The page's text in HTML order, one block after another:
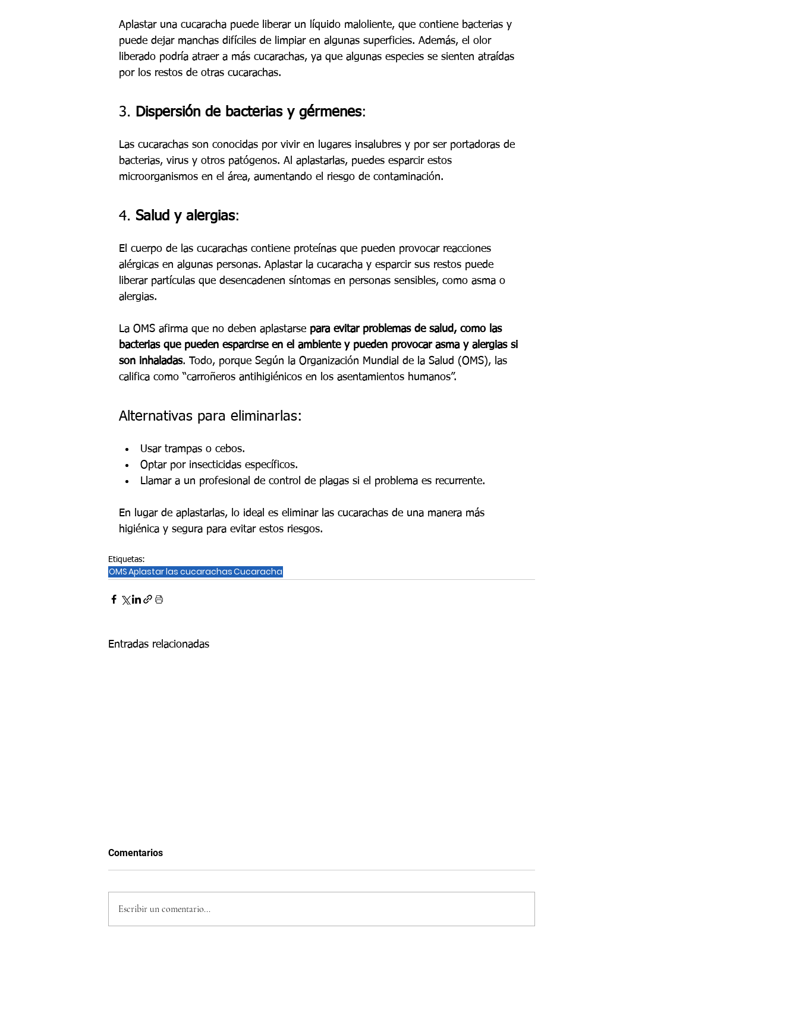
Aplastar una cucaracha puede liberar un líquido maloliente, que contiene bacterias y
puede dejar manchas difíciles de limpiar en algunas superficies. Además, el olor
liberado podría atraer a más cucarachas, ya que algunas especies se sienten atraídas
por los restos de otras cucarachas.
3. Dispersión de bacterias y gérmenes:
Las cucarachas son conocidas por vivir en lugares insalubres y por ser portadoras de
bacterias, virus y otros patógenos. Al aplastarlas, puedes esparcir estos
microorganismos en el área, aumentando el riesgo de contaminación.
4. Salud y alergias:
El cuerpo de las cucarachas contiene proteínas que pueden provocar reacciones
alérgicas en algunas personas. Aplastar la cucaracha y esparcir sus restos puede
liberar partículas que desencadenen síntomas en personas sensibles, como asma o
alergias.
La OMS afirma que no deben aplastarse para evitar problemas de salud, como las
bacterias que pueden esparcirse en el ambiente y pueden provocar asma y alergias si
son inhaladas. Todo, porque Según la Organización Mundial de la Salud (OMS), las
califica como “carroñeros antihigiénicos en los asentamientos humanos”.
Alternativas para eliminarlas:
Usar trampas o cebos.
Optar por insecticidas específicos.
Llamar a un profesional de control de plagas si el problema es recurrente.
En lugar de aplastarlas, lo ideal es eliminar las cucarachas de una manera más
higiénica y segura para evitar estos riesgos.
Etiquetas:
OMSAplastar las cucarachasCucaracha
Entradas relacionadas
Comentarios
Escribir un comentario...